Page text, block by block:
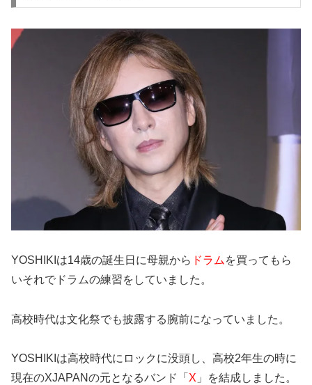
YOSHIKIは14歳の誕生日に母親から ドラム を買ってもら
いそれでドラムの練習をしていました。
高校時代は文化祭でも披露する腕前になっていました。
YOSHIKIは高校時代にロックに没頭し、高校2年生の時に
現在のXJAPANの元となるバンド「 X 」を結成しました。